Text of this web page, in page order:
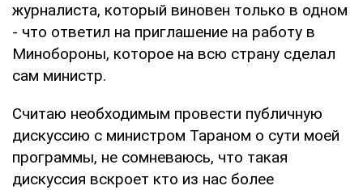
журналиста, который виновен только в одном
- что ответил на приглашение на работу в
Минобороны, которое на всю страну сделал
сам министр.
Считаю необходимым провести публичную
дискуссию с министром Тараном о сути моей
программы, не сомневаюсь, что такая
дискуссия вскроет кто из нас более